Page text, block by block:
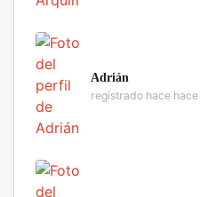
Adrián
registrado hace